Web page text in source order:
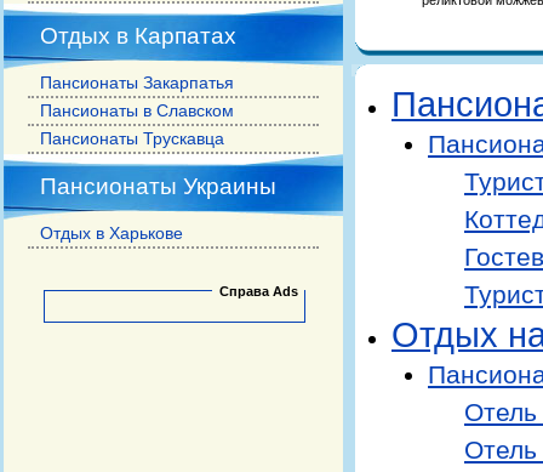
Отдых в Карпатах
Пансионаты Закарпатья
Пансионаты в Славском
Пансионаты Трускавца
Пансионаты Украины
Отдых в Харькове
Справа Ads
Отдых
Отель